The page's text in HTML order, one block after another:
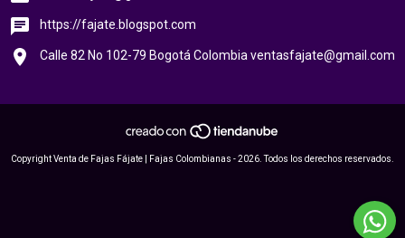
https://fajate.blogspot.com
Calle 82 No 102-79 Bogotá Colombia ventasfajate@gmail.com
Copyright Venta de Fajas Fájate | Fajas Colombianas - 2026. Todos los derechos reservados.